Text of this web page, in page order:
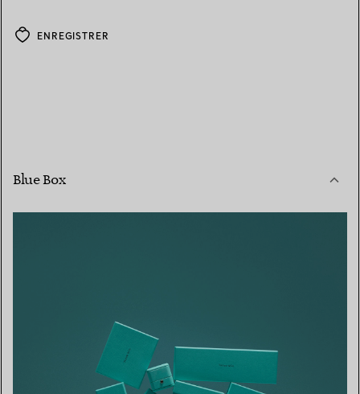
ENREGISTRER
Blue Box